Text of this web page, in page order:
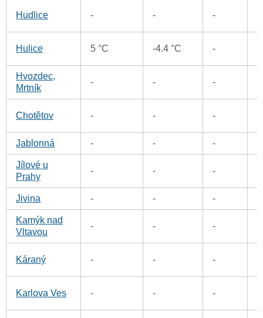
Hudlice - - -
Hulice 5 °C -4.4 °C -
Hvozdec,
Mrtník
- - -
Chotětov - - -
Jablonná - - -
Jílové u
Prahy
- - -
Jivina - - -
Kamýk nad
Vltavou
- - -
Káraný - - -
Karlova Ves - - -